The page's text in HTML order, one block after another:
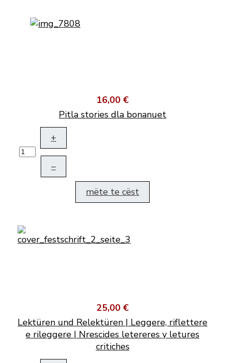
16,00 €
Pitla stories dla bonanuet
+
–
mëte te cëst
25,00 €
Lektüren und Relektüren | Leggere, riflettere
e rileggere | Nrescides letereres y letures
critiches